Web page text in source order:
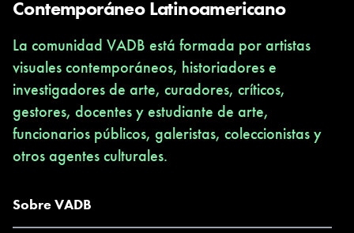
Contemporáneo Latinoamericano
La comunidad VADB está formada por artistas
visuales contemporáneos, historiadores e
investigadores de arte, curadores, críticos,
gestores, docentes y estudiante de arte,
funcionarios públicos, galeristas, coleccionistas y
otros agentes culturales.
Sobre VADB